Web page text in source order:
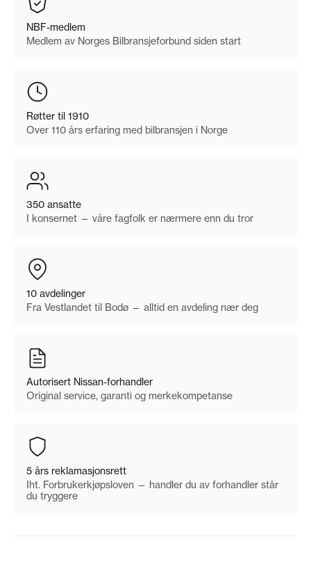
NBF-medlem
Medlem av Norges Bilbransjeforbund siden start
Røtter til 1910
Over 110 års erfaring med bilbransjen i Norge
350 ansatte
I konsernet — våre fagfolk er nærmere enn du tror
10 avdelinger
Fra Vestlandet til Bodø — alltid en avdeling nær deg
Autorisert Nissan-forhandler
Original service, garanti og merkekompetanse
5 års reklamasjonsrett
Iht. Forbrukerkjøpsloven — handler du av forhandler står
du tryggere